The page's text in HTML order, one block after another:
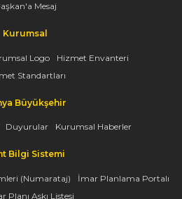
Mesaj
Kurumsal
Logo
Hizmet Envanteri
Standartları
Büyükşehir
Duyurular Kurumsal Haberler
Bilgi Sistemi
(Numarataj)
İmar Planlama Portalı
Planı Askı Listesi